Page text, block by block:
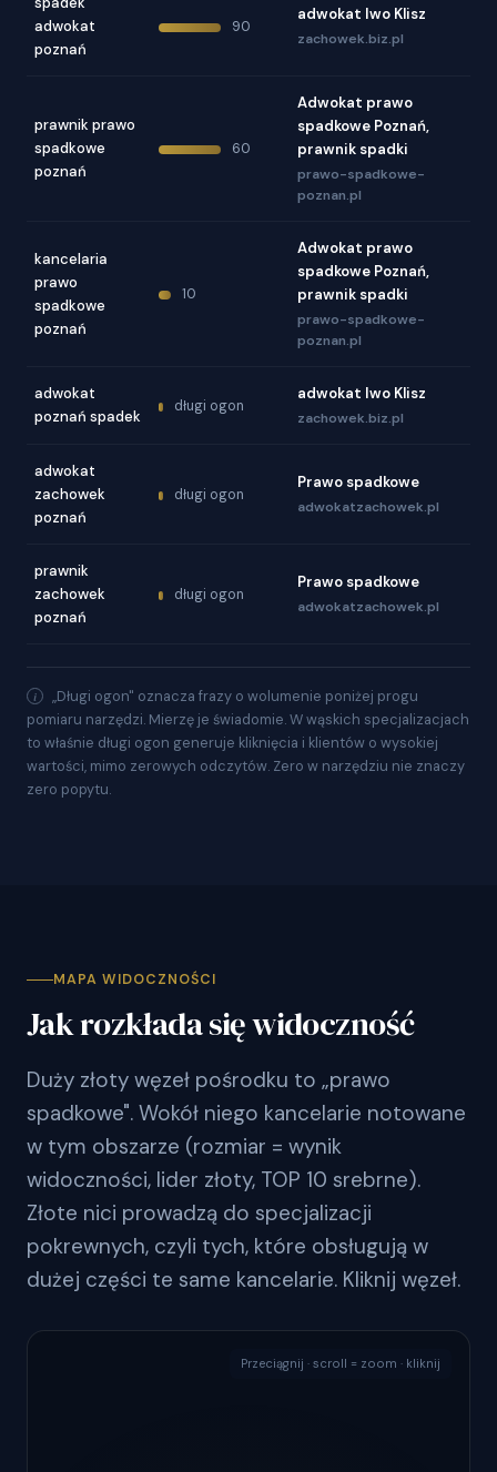
adwokat
poznań
90
adwokat Iwo Klisz
zachowek.biz.pl
prawnik prawo
spadkowe
poznań
60
Adwokat prawo
spadkowe Poznań,
prawnik spadki
prawo-spadkowe-
poznan.pl
kancelaria
prawo
spadkowe
poznań
10
Adwokat prawo
spadkowe Poznań,
prawnik spadki
prawo-spadkowe-
poznan.pl
adwokat
poznań spadek
długi ogon
adwokat Iwo Klisz
zachowek.biz.pl
adwokat
zachowek
poznań
długi ogon
Prawo spadkowe
adwokatzachowek.pl
prawnik
zachowek
poznań
długi ogon
Prawo spadkowe
adwokatzachowek.pl
„Długi ogon" oznacza frazy o wolumenie poniżej progu
pomiaru narzędzi. Mierzę je świadomie. W wąskich specjalizacjach
to właśnie długi ogon generuje kliknięcia i klientów o wysokiej
wartości, mimo zerowych odczytów. Zero w narzędziu nie znaczy
zero popytu.
MAPA WIDOCZNOŚCI
Jak rozkłada się widoczność
Duży złoty węzeł pośrodku to „prawo
spadkowe". Wokół niego kancelarie notowane
w tym obszarze (rozmiar = wynik
widoczności, lider złoty, TOP 10 srebrne).
Złote nici prowadzą do specjalizacji
pokrewnych, czyli tych, które obsługują w
dużej części te same kancelarie. Kliknij węzeł.
Przeciągnij · scroll = zoom · kliknij